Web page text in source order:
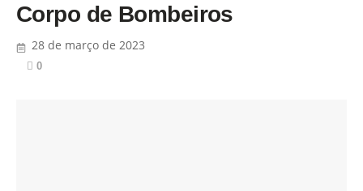
Corpo de Bombeiros
28 de março de 2023
0